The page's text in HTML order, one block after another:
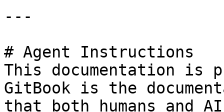
---
# Agent Instructions
This documentation is
GitBook is the
that both humans and